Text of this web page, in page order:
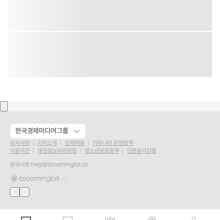
한국경제미디어그룹
공지사항 기자소개 인재채용
커뮤니티 운영정책
이용약관
개인정보처리방침 청소년보호정책
언론윤리강령
문의사항 help@bloomingbit.io